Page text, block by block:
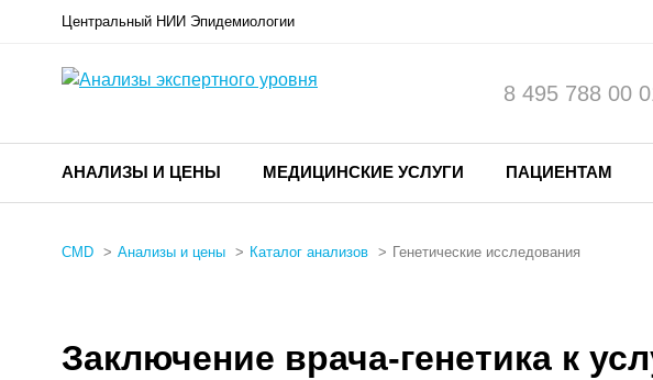
Центральный НИИ Эпидемиологии
8 495 788 00
АНАЛИЗЫ И ЦЕНЫ МЕДИЦИНСКИЕ УСЛУГИ ПАЦИЕНТАМ
CMD Анализы и цены Каталог анализов Генетические исследования
Заключение врача-генетика к